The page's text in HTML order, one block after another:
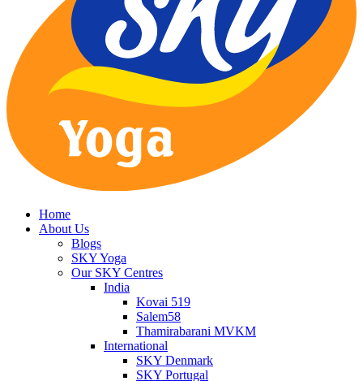
Home
About Us
Blogs
SKY Yoga
Our SKY Centres
India
Kovai 519
Salem58
Thamirabarani MVKM
International
SKY Denmark
SKY Portugal